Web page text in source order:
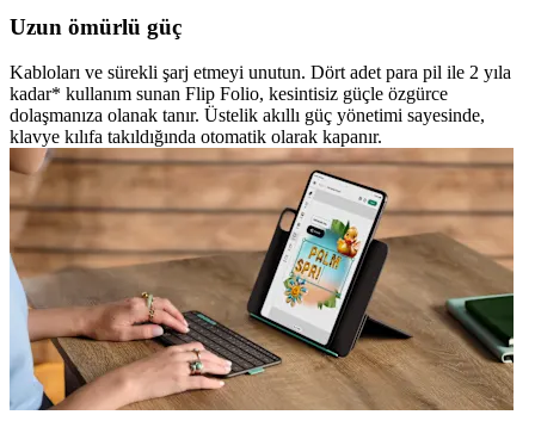
Uzun ömürlü güç
Kabloları ve sürekli şarj etmeyi unutun. Dört adet para pil ile 2 yıla
kadar* kullanım sunan Flip Folio, kesintisiz güçle özgürce
dolaşmanıza olanak tanır. Üstelik akıllı güç yönetimi sayesinde,
klavye kılıfa takıldığında otomatik olarak kapanır.